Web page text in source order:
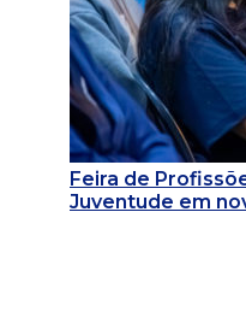
Feira de
Juventude em